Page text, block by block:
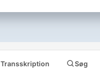
Transskription Søg